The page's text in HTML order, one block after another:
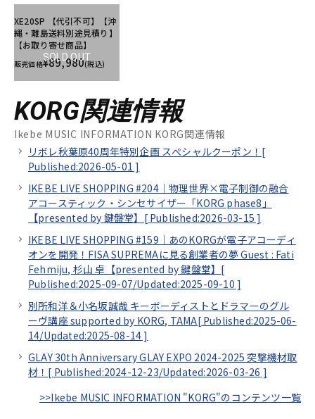
SOLD OUT
XE20SP 【代引不可】【沖
縄・離島送料別途見積り】
【お取り寄せ商品】
販売価格¥89,980(税込)
KORG関連情報
Ikebe MUSIC INFORMATION KORG関連情報
リボレ秋葉原40周年特別企画 スぺシャルクーポン！[
Published:2026-05-01 ]
IKEBE LIVE SHOPPING #204｜物理世界×電子制御の融合
アコースティック・シンセサイザー「KORG phase8」
【presented by 鍵盤堂】[ Published:2026-03-15 ]
IKEBE LIVE SHOPPING #159｜あのKORGが電子アコーディ
オンを開発！FISA SUPREMAに見る創業者の夢 Guest : Fati
Fehmiju, 杉山 卓【presented by 鍵盤堂】[
Published:2025-09-07/Updated:2025-09-10 ]
別所和洋＆小名坂誠哉 キーボーディストとドラマーのグル
ーヴ講座 supported by KORG, TAMA[ Published:2025-06-
14/Updated:2025-08-14 ]
GLAY 30th Anniversary GLAY EXPO 2024-2025 突撃機材取
材！[ Published:2024-12-23/Updated:2026-03-26 ]
>>Ikebe MUSIC INFORMATION "KORG"のコンテンツ一覧